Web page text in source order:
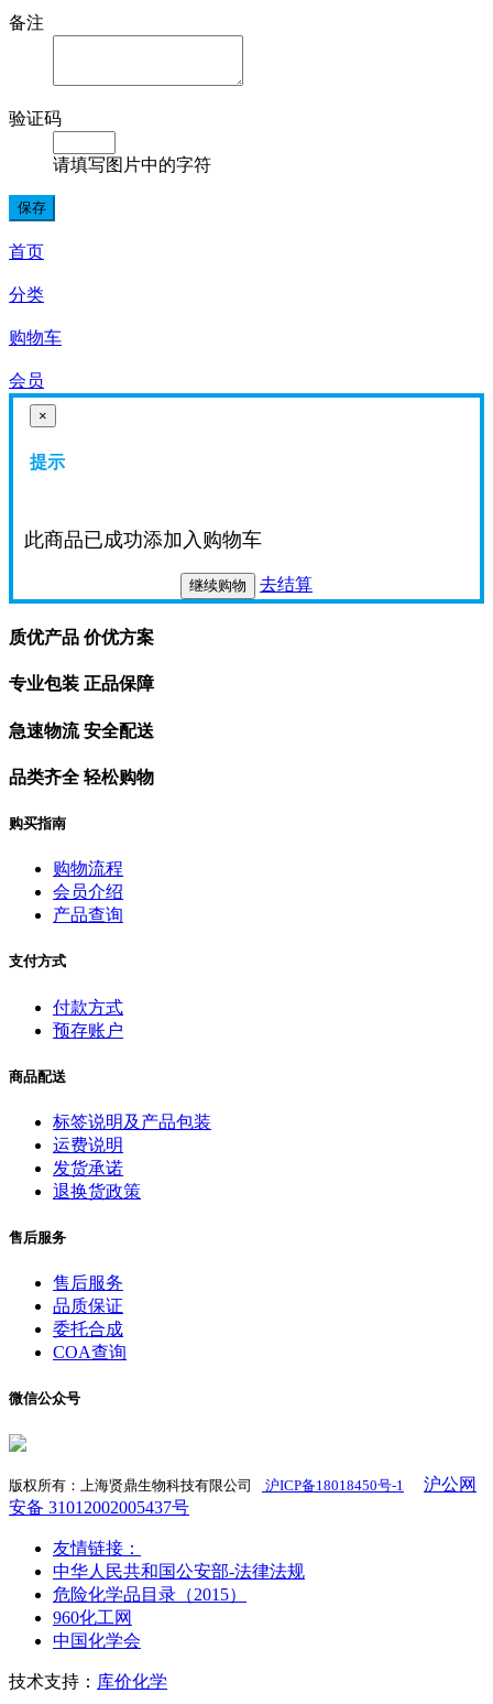
备注
验证码
请填写图片中的字符
首页
分类
购物车
会员
×
提示
此商品已成功添加入购物车
继续购物 去结算
质优产品 价优方案
专业包装 正品保障
急速物流 安全配送
品类齐全 轻松购物
购买指南
购物流程
会员介绍
产品查询
支付方式
付款方式
预存账户
商品配送
标签说明及产品包装
运费说明
发货承诺
退换货政策
售后服务
售后服务
品质保证
委托合成
COA查询
微信公众号
版权所有：上海贤鼎生物科技有限公司 沪ICP备18018450号-1
沪公网
安备 31012002005437号
友情链接：
中华人民共和国公安部-法律法规
危险化学品目录（2015）
960化工网
中国化学会
技术支持： 库价化学